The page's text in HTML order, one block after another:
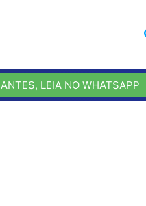
LEIA NO WHATSAPP